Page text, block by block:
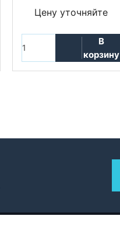
Цену уточняйте
В
корзину